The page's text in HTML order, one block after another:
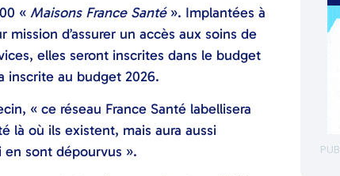
« Maisons France Santé». Implantées à
d’assurer un accès aux soins de
elles seront inscrites dans le budget
inscrite au budget 2026.
« ce réseau France Santé labellisera
là où ils existent, mais aura aussi
sont dépourvus ».